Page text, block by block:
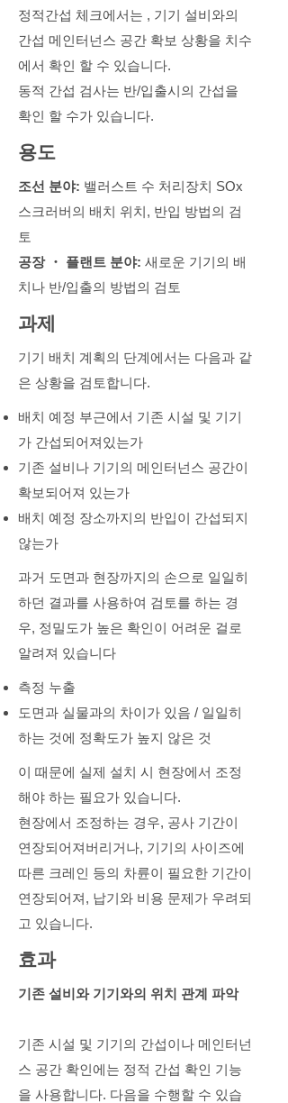
정적간섭 체크에서는 , 기기 설비와의
간섭 메인터넌스 공간 확보 상황을 치수
에서 확인 할 수 있습니다.
동적 간섭 검사는 반/입출시의 간섭을
확인 할 수가 있습니다.
​용도
조선 분야: 밸러스트 수 처리장치 SOx
스크러버의 배치 위치, 반입 방법의 검
토
공장 ・ 플랜트 분야: 새로운 기기의 배
치나 반/입출의 방법의 검토
​과제
기기 배치 계획의 단계에서는 다음과 같
은 상황을 검토합니다.
배치 예정 부근에서 기존 시설 및 기기
가 간섭되어져있는가
기존 설비나 기기의 메인터넌스 공간이
확보되어져 있는가
배치 예정 장소까지의 반입이 간섭되지
않는가
과거 도면과 현장까지의 손으로 일일히
하던 결과를 사용하여 검토를 하는 경
우, 정밀도가 높은 확인이 어려운 걸로
알려져 있습니다
측정 누출
도면과 실물과의 차이가 있음 / 일일히
하는 것에 정확도가 높지 않은 것
이 때문에 실제 설치 시 현장에서 조정
해야 하는 필요가 있습니다.
현장에서 조정하는 경우, 공사 기간이
연장되어져버리거나, 기기의 사이즈에
따른 크레인 등의 차륜이 필요한 기간이
연장되어져, 납기와 비용 문제가 우려되
고 있습니다.
​효과
기존 설비와 기기와의 위치 관계 파악
기존 시설 및 기기의 간섭이나 메인터넌
스 공간 확인에는 정적 간섭 확인 기능
을 사용합니다. 다음을 수행할 수 있습